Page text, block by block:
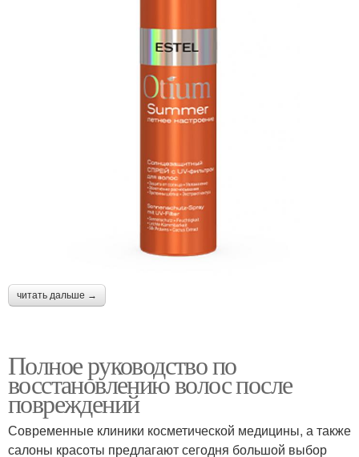
читать дальше →
Полное руководство по
восстановлению волос после
повреждений
Современные клиники косметической медицины, а также
салоны красоты предлагают сегодня большой выбор